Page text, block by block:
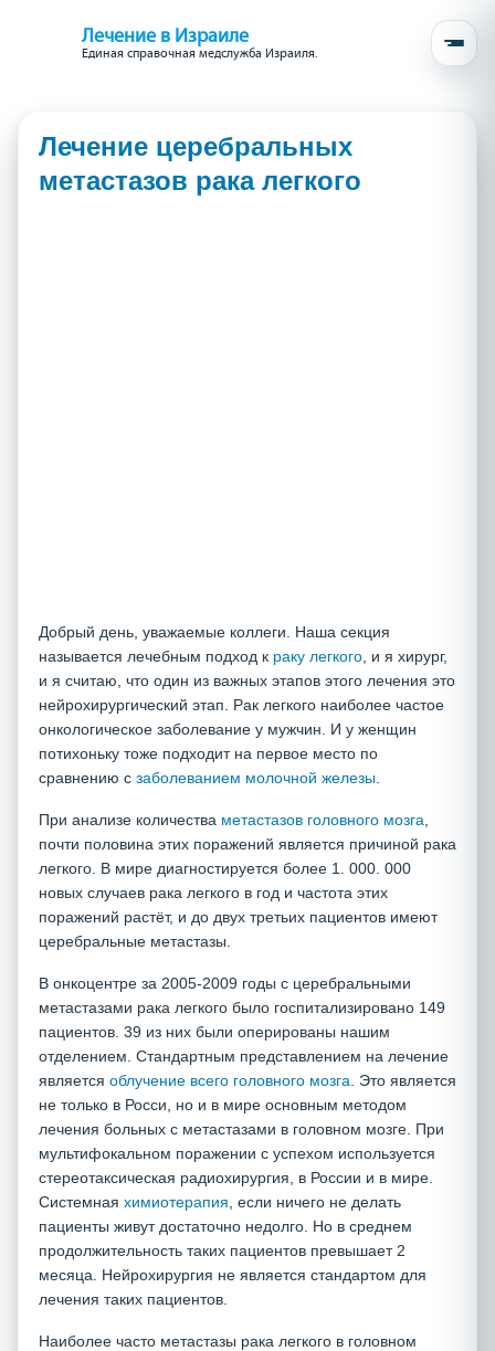
Лечение в Израиле
Единая справочная медслужба Израиля.
Лечение церебральных
метастазов рака легкого
Добрый день, уважаемые коллеги. Наша секция
называется лечебным подход к раку легкого , и я хирург,
и я считаю, что один из важных этапов этого лечения это
нейрохирургический этап. Рак легкого наиболее частое
онкологическое заболевание у мужчин. И у женщин
потихоньку тоже подходит на первое место по
сравнению с заболеванием молочной железы
При анализе количества метастазов головного мозга
почти половина этих поражений является причиной рака
легкого. В мире диагностируется более 1. 000. 000
новых случаев рака легкого в год и частота этих
поражений растёт, и до двух третьих пациентов имеют
церебральные метастазы.
В онкоцентре за 2005-2009 годы с церебральными
метастазами рака легкого было госпитализировано 149
пациентов. 39 из них были оперированы нашим
отделением. Стандартным представлением на лечение
является облучение всего головного мозга . Это является
не только в Росси, но и в мире основным методом
лечения больных с метастазами в головном мозге. При
мультифокальном поражении с успехом используется
стереотаксическая радиохирургия, в России и в мире.
Системная химиотерапия , если ничего не делать
пациенты живут достаточно недолго. Но в среднем
продолжительность таких пациентов превышает 2
месяца. Нейрохирургия не является стандартом для
лечения таких пациентов.
Наиболее часто метастазы рака легкого в головном